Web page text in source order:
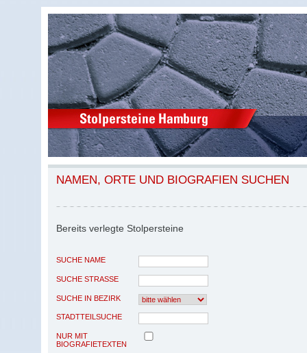
NAMEN, ORTE UND BIOGRAFIEN SUCHEN
Bereits verlegte Stolpersteine
SUCHE NAME
SUCHE STRASSE
SUCHE IN BEZIRK
STADTTEILSUCHE
NUR MIT
BIOGRAFIETEXTEN